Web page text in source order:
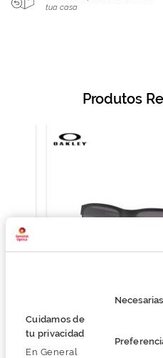
Cuidamos de
tu privacidad
En General
deNecesarias
tua casa
Produtos
Oakley